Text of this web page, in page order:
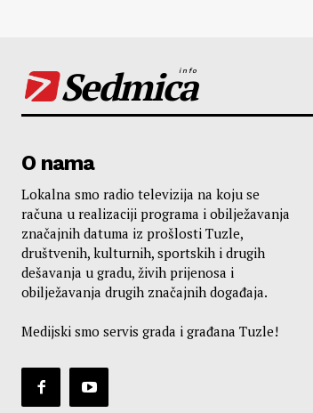
Sedmica
info
O nama
Lokalna smo radio televizija na koju se
računa u realizaciji programa i obilježavanja
značajnih datuma iz prošlosti Tuzle,
društvenih, kulturnih, sportskih i drugih
dešavanja u gradu, živih prijenosa i
obilježavanja drugih značajnih događaja.
Medijski smo servis grada i građana Tuzle!